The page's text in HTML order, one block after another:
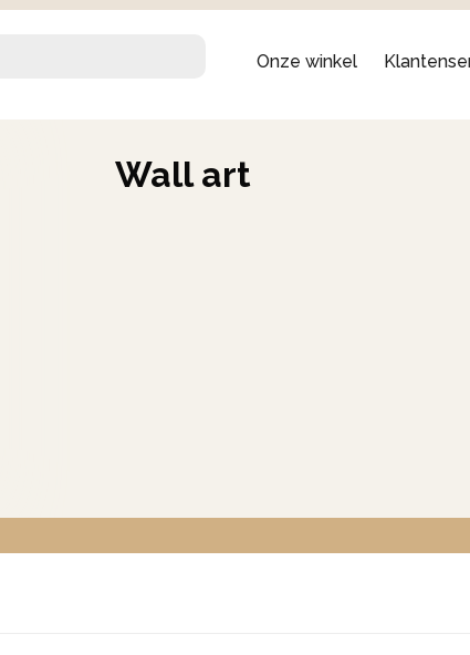
Onze winkel
Wall art